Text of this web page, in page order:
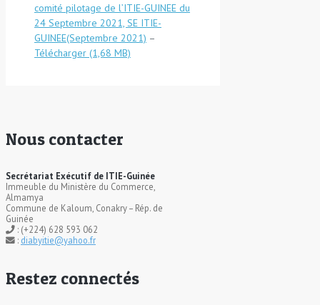
comité pilotage de l’ITIE-GUINEE du
24 Septembre 2021, SE ITIE-
GUINEE(Septembre 2021) –
Télécharger
Nous contacter
Secrétariat Exécutif de ITIE-Guinée
Immeuble du Ministère du Commerce,
Almamya
Commune de Kaloum, Conakry – Rép. de
Guinée
: (+224) 628 593 062
: diabyitie@yahoo.fr
Restez connectés